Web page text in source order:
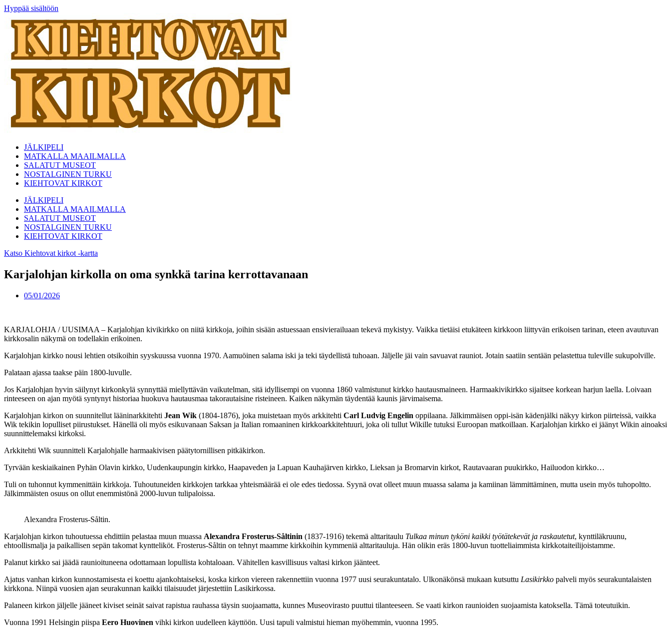
Hyppää sisältöön
JÄLKIPELI
MATKALLA MAAILMALLA
SALATUT MUSEOT
NOSTALGINEN TURKU
KIEHTOVAT KIRKOT
JÄLKIPELI
MATKALLA MAAILMALLA
SALATUT MUSEOT
NOSTALGINEN TURKU
KIEHTOVAT KIRKOT
Katso Kiehtovat kirkot -kartta
Karjalohjan kirkolla on oma synkkä tarina kerrottavanaan
05/01/2026
KARJALOHJA / UUSIMAA – Karjalohjan kivikirkko on niitä kirkkoja, joihin sisään astuessaan ensivierailuaan tekevä mykistyy. Vaikka tietäisi etukäteen kirkkoon liittyvän erikoisen tarinan, eteen avautuvan
kirkkosalin näkymä on todellakin erikoinen.
Karjalohjan kirkko nousi lehtien otsikoihin syyskuussa vuonna 1970. Aamuöinen salama iski ja teki täydellistä tuhoaan. Jäljelle jäi vain savuavat rauniot. Jotain saatiin sentään pelastettua tuleville sukupolville.
Palataan ajassa taakse päin 1800-luvulle.
Jos Karjalohjan hyvin säilynyt kirkonkylä synnyttää miellyttävän vaikutelman, sitä idyllisempi on vuonna 1860 valmistunut kirkko hautausmaineen. Harmaakivikirkko sijaitsee korkean harjun laella. Loivaan
rinteeseen on ajan myötä syntynyt historiaa huokuva hautausmaa takorautaisine risteineen. Kaiken näkymän täydentää kaunis järvimaisema.
Karjalohjan kirkon on suunnitellut lääninarkkitehti Jean Wik (1804-1876), joka muistetaan myös arkkitehti Carl Ludvig Engelin oppilaana. Jälkimmäisen oppi-isän kädenjälki näkyy kirkon piirteissä, vaikka
Wik tekikin lopulliset piirustukset. Hänellä oli myös esikuvanaan Saksan ja Italian romaaninen kirkkoarkkitehtuuri, joka oli tullut Wikille tutuksi Euroopan matkoillaan. Karjalohjan kirkko ei jäänyt Wikin ainoaksi
suunnittelemaksi kirkoksi.
Arkkitehti Wik suunnitteli Karjalohjalle harmaakivisen päätytornillisen pitkäkirkon.
Tyrvään keskiaikainen Pyhän Olavin kirkko, Uudenkaupungin kirkko, Haapaveden ja Lapuan Kauhajärven kirkko, Lieksan ja Bromarvin kirkot, Rautavaaran puukirkko, Hailuodon kirkko…
Tuli on tuhonnut kymmenittäin kirkkoja. Tuhoutuneiden kirkkojen tarkkaa yhteismäärää ei ole edes tiedossa. Syynä ovat olleet muun muassa salama ja kamiinan lämmittäminen, mutta usein myös tuhopoltto.
Jälkimmäisten osuus on ollut enemmistönä 2000-luvun tulipaloissa.
Alexandra Frosterus-Såltin.
Karjalohjan kirkon tuhoutuessa ehdittiin pelastaa muun muassa Alexandra Frosterus-Såltinin (1837-1916) tekemä alttaritaulu Tulkaa minun tyköni kaikki työtätekevät ja raskautetut, kynttiläkruunu,
ehtoollismalja ja paikallisen sepän takomat kyntteliköt. Frosterus-Såltin on tehnyt maamme kirkkoihin kymmeniä alttaritauluja. Hän olikin eräs 1800-luvun tuotteliaimmista kirkkotaiteilijoistamme.
Palanut kirkko sai jäädä raunioituneena odottamaan lopullista kohtaloaan. Vähitellen kasvillisuus valtasi kirkon jäänteet.
Ajatus vanhan kirkon kunnostamisesta ei koettu ajankohtaiseksi, koska kirkon viereen rakennettiin vuonna 1977 uusi seurakuntatalo. Ulkonäkönsä mukaan kutsuttu Lasikirkko palveli myös seurakuntalaisten
kirkkona. Niinpä vuosien ajan seurakunnan kaikki tilaisuudet järjestettiin Lasikirkossa.
Palaneen kirkon jäljelle jääneet kiviset seinät saivat rapistua rauhassa täysin suojaamatta, kunnes Museovirasto puuttui tilanteeseen. Se vaati kirkon raunioiden suojaamista katoksella. Tämä toteutuikin.
Vuonna 1991 Helsingin piispa Eero Huovinen vihki kirkon uudelleen käyttöön. Uusi tapuli valmistui hieman myöhemmin, vuonna 1995.